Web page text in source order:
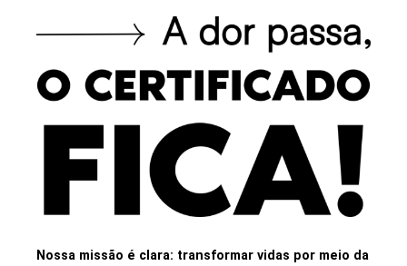
Nossa missão é clara: transformar vidas por meio da